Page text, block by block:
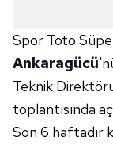
Spor Toto
Ankaragücü
Teknik
toplantısında
Son 6 haftadır